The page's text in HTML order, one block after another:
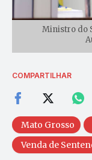
Ministro do
COMPARTILHAR
Mato Grosso
Venda de